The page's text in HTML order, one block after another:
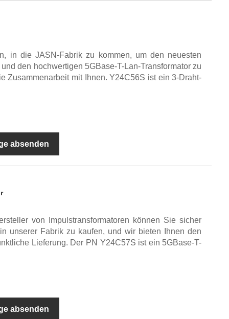
in die JASN-Fabrik zu kommen, um den neuesten
den hochwertigen 5GBase-T-Lan-Transformator zu
Zusammenarbeit mit Ihnen. Y24C56S ist ein 3-Draht-
absenden
von Impulstransformatoren können Sie sicher
unserer Fabrik zu kaufen, und wir bieten Ihnen den
Lieferung. Der PN Y24C57S ist ein 5GBase-T-
absenden